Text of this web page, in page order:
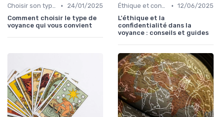
Choisir son type de voyance •
24/01/2025
Comment choisir le type de
voyance qui vous convient
Éthique et confidentialité • 12/06/2025
L'éthique et la
confidentialité dans la
voyance : conseils et guides